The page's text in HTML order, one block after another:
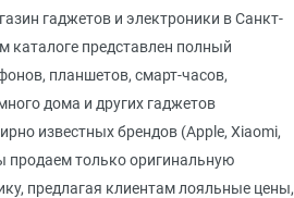
гаджетов и электроники в Санкт-
каталоге представлен полный
планшетов, смарт-часов,
дома и других гаджетов
известных брендов (Apple, Xiaomi,
продаем только оригинальную
предлагая клиентам лояльные цены,